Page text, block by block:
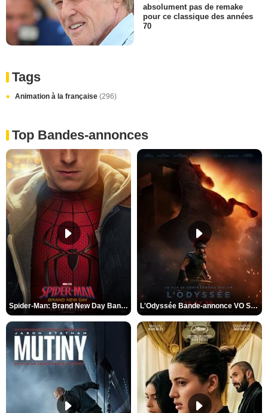
absolument pas de remake
pour ce classique des années
70
Tags
Animation à la française (296)
Top Bandes-annonces
Spider-Man: Brand New Day Bande-annonce VO STFR L'Odyssée Bande-annonce VO STFR